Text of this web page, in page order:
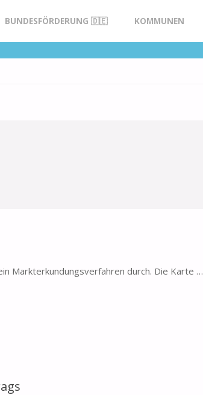
BUNDESFÖRDERUNG 🇩🇪 KOMMUNEN
Markterkundungsverfahren durch. Die Karte …